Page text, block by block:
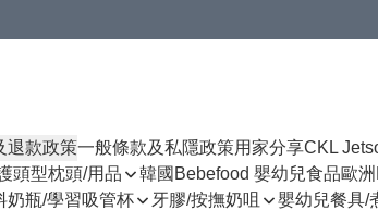
退款政策一般條款及私隱政策用家分享CKL
頭型枕頭/用品 韓國Bebefood 嬰幼兒食品歐
奶瓶/學習吸管杯 牙膠/按撫奶咀 嬰幼兒餐具/